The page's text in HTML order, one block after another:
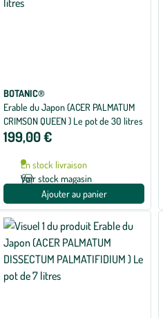
BOTANIC®
Erable du Japon (ACER PALMATUM
CRIMSON QUEEN ) Le pot de 30 litres
199,00 €
En stock livraison
Voir stock magasin
Ajouter au panier